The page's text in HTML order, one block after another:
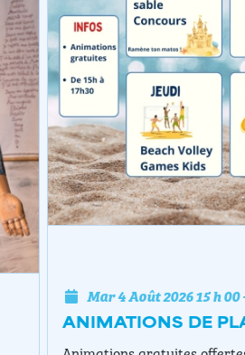
ANIMATIONS DE PLAGE
Mar 4 Août 202615 h 00-17 h 30